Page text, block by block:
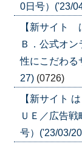
0日号）('23/
【新サイト
Ｂ．公式オ
性にこだわる
27) (0726)
【新サイト
ＵＥ／広告
号）('23/03/